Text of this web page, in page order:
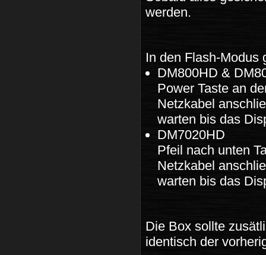
werden.
In den Flash-Modus
DM800HD &
Power Taste an
Netzkabel
warten bis das
DM7020HD
Pfeil nach unten
Netzkabel
warten bis das
Die Box sollte
identisch der